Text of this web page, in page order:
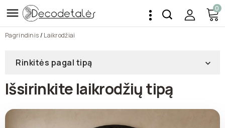
 0
Pagrindinis Laikrodžiai
Rinkitės pagal tipą 
Išsirinkite laikrodžių tipą